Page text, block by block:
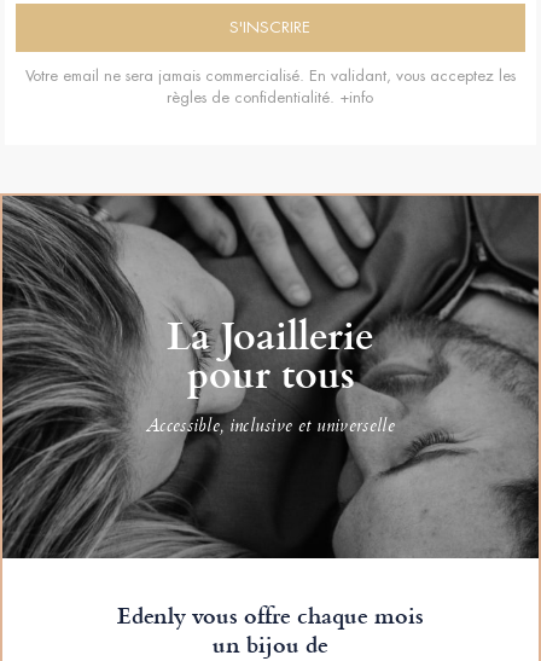
Votre email ne sera jamais commercialisé. En validant, vous acceptez les
règles de confidentialité. +info
La Joaillerie
pour tous
Accessible, inclusive et universelle
Edenly vous offre chaque mois
un bijou de